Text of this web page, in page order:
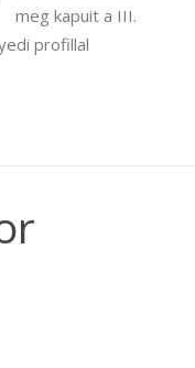
meg kapuit a III.
profillal